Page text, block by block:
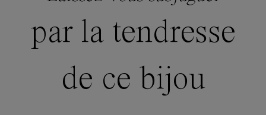
par la tendresse
de ce bijou